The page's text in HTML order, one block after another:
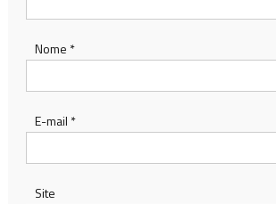
Nome *
E-mail *
Site